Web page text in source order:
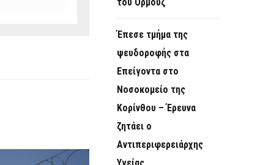
του Ορμούζ
Έπεσε τμήμα της
ψευδοροφής στα
Επείγοντα στο
Νοσοκομείο της
Κορίνθου – Έρευνα
ζητάει ο
Αντιπεριφερειάρχης